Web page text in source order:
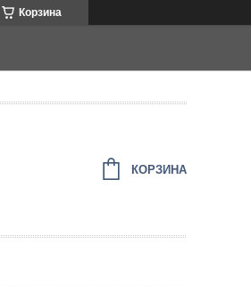
Корзина
КОРЗИНА